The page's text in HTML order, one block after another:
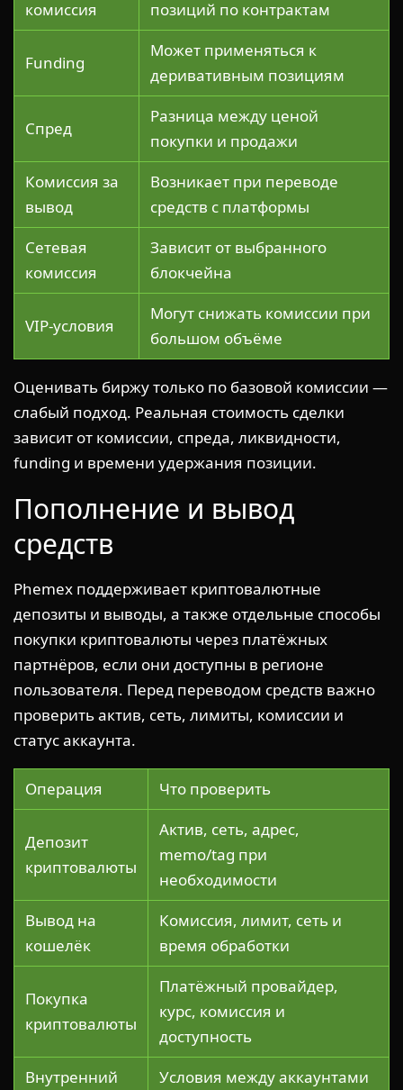
комиссия
позиций по контрактам
Funding
Может применяться к
деривативным позициям
Спред
Разница между ценой
покупки и продажи
Комиссия за
вывод
Возникает при переводе
средств с платформы
Сетевая
комиссия
Зависит от выбранного
блокчейна
VIP-условия
Могут снижать комиссии при
большом объёме
Оценивать биржу только по базовой комиссии —
слабый подход. Реальная стоимость сделки
зависит от комиссии, спреда, ликвидности,
funding и времени удержания позиции.
Пополнение и вывод
средств
Phemex поддерживает криптовалютные
депозиты и выводы, а также отдельные способы
покупки криптовалюты через платёжных
партнёров, если они доступны в регионе
пользователя. Перед переводом средств важно
проверить актив, сеть, лимиты, комиссии и
статус аккаунта.
Операция Что проверить
Депозит
криптовалюты
Актив, сеть, адрес,
memo/tag при
необходимости
Вывод на
кошелёк
Комиссия, лимит, сеть и
время обработки
Покупка
криптовалюты
Платёжный провайдер,
курс, комиссия и
доступность
Внутренний
Условия между аккаунтами